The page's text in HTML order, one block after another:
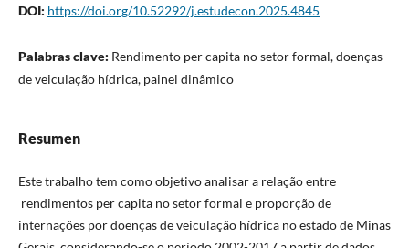
DOI: https://doi.org/10.52292/j.estudecon.2025.4845
Palabras clave: Rendimento per capita no setor formal, doenças
de veiculação hídrica, painel dinâmico
Resumen
Este trabalho tem como objetivo analisar a relação entre
rendimentos per capita no setor formal e proporção de
internações por doenças de veiculação hídrica no estado de Minas